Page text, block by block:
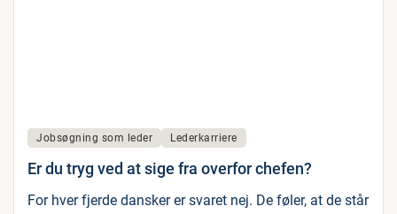
Jobsøgning som leder Lederkarriere
Er du tryg ved at sige fra overfor chefen?
For hver fjerde dansker er svaret nej. De føler, at de står